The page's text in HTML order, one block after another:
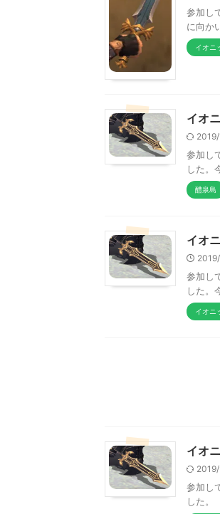
参加し
に向か
イオニ
イオ
参加し
した。
醴泉島
イオ
参加し
した。
イオニ
イオ
参加し
した。